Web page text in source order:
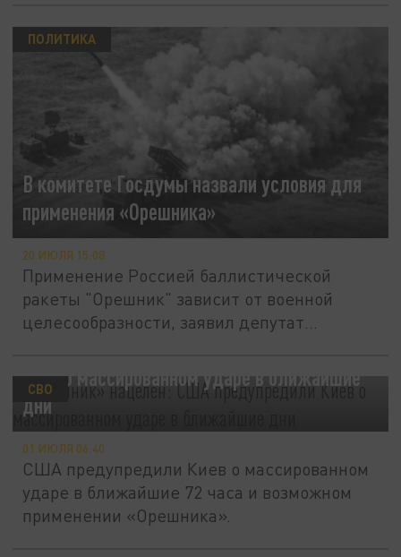
В комитете Госдумы назвали условия для
применения «Орешника»
ПОЛИТИКА
20 ИЮЛЯ 15:08
Применение Россией баллистической
ракеты "Орешник" зависит от военной
целесообразности, заявил депутат
Киев о массированном ударе в ближайшие
дни
СВО
01 ИЮЛЯ 06:40
США предупредили Киев о массированном
ударе в ближайшие 72 часа и возможном
применении «Орешника».